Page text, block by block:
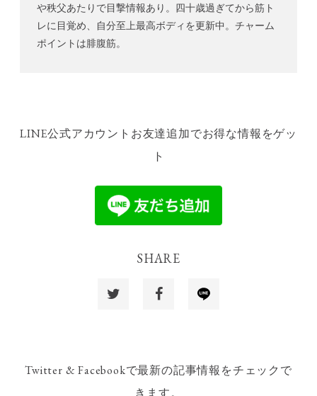
や秩父あたりで目撃情報あり。四十歳過ぎてから筋ト
レに目覚め、自分至上最高ボディを更新中。チャーム
ポイントは腓腹筋。
LINE公式アカウントお友達追加でお得な情報をゲッ
ト
SHARE
Twitter & Facebookで最新の記事情報をチェックで
きます。